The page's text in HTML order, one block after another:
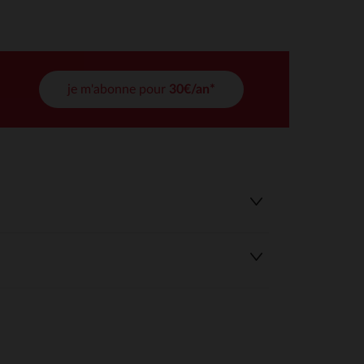
je m'abonne pour 30€/an*